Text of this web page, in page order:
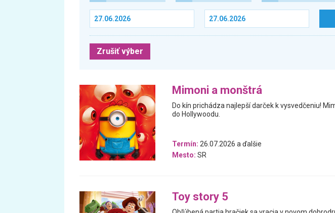
Zrušiť výber
Mimoni a monštrá
Do kín prichádza najlepší darček k vysvedčeniu!
do Hollywoodu.
Termín: 26.07.2026 a ďalšie
Mesto: SR
Toy story 5